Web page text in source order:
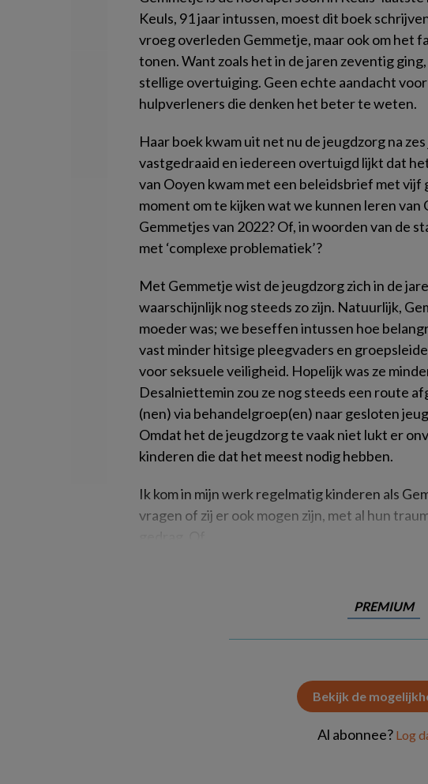
Keuls, 91 jaar intussen, moest dit boek
vroeg overleden Gemmetje, maar ook om het
tonen. Want zoals het in de jaren zeventig
stellige overtuiging. Geen echte aandacht
hulpverleners die denken het beter te weten.
Haar boek kwam uit net nu de jeugdzorg na
vastgedraaid en iedereen overtuigd lijkt dat
van Ooyen kwam met een beleidsbrief met vijf
moment om te kijken wat we kunnen leren van
Gemmetjes van 2022? Of, in woorden van de
met ‘complexe problematiek’?
Met Gemmetje wist de jeugdzorg zich in de
waarschijnlijk nog steeds zo zijn. Natuurlijk,
moeder was; we beseffen intussen hoe
vast minder hitsige pleegvaders en
voor seksuele veiligheid. Hopelijk was ze
Desalniettemin zou ze nog steeds een route
(nen) via behandelgroep(en) naar gesloten
Omdat het de jeugdzorg te vaak niet lukt er
kinderen die dat het meest nodig hebben.
Ik kom in mijn werk regelmatig kinderen als
vragen of zij er ook mogen zijn, met al hun
PREMIUM
Bekijk de
Al abonnee? Log